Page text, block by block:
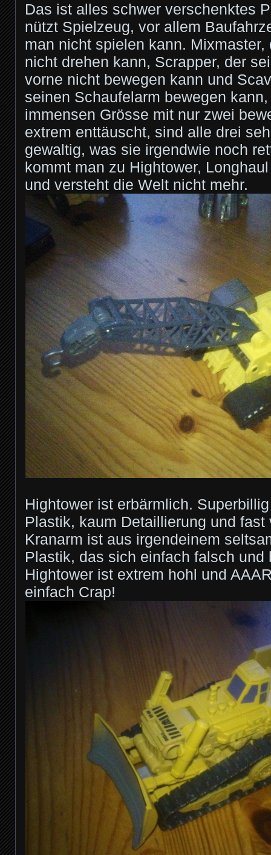
Das ist alles schwer verschenktes
nützt Spielzeug, vor allem
man nicht spielen kann. Mixmaster,
nicht drehen kann, Scrapper, der
vorne nicht bewegen kann und
seinen Schaufelarm bewegen
immensen Grösse mit nur zwei
extrem enttäuscht, sind alle drei
gewaltig, was sie irgendwie noch
kommt man zu Hightower,
und versteht die Welt nicht mehr.
Hightower ist erbärmlich.
Plastik, kaum Detaillierung und
Kranarm ist aus irgendeinem
Plastik, das sich einfach falsch und
Hightower ist extrem hohl und
einfach Crap!